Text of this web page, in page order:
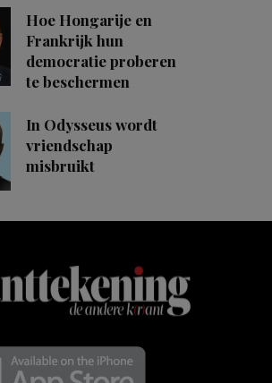
Hoe Hongarije en
Frankrijk hun
democratie proberen
te beschermen
In Odysseus wordt
vriendschap
misbruikt